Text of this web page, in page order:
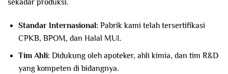
sekadar produksi.
Standar Internasional: Pabrik kami telah tersertifikasi
CPKB, BPOM, dan Halal MUI.
Tim Ahli: Didukung oleh apoteker, ahli kimia, dan tim R&D
yang kompeten di bidangnya.